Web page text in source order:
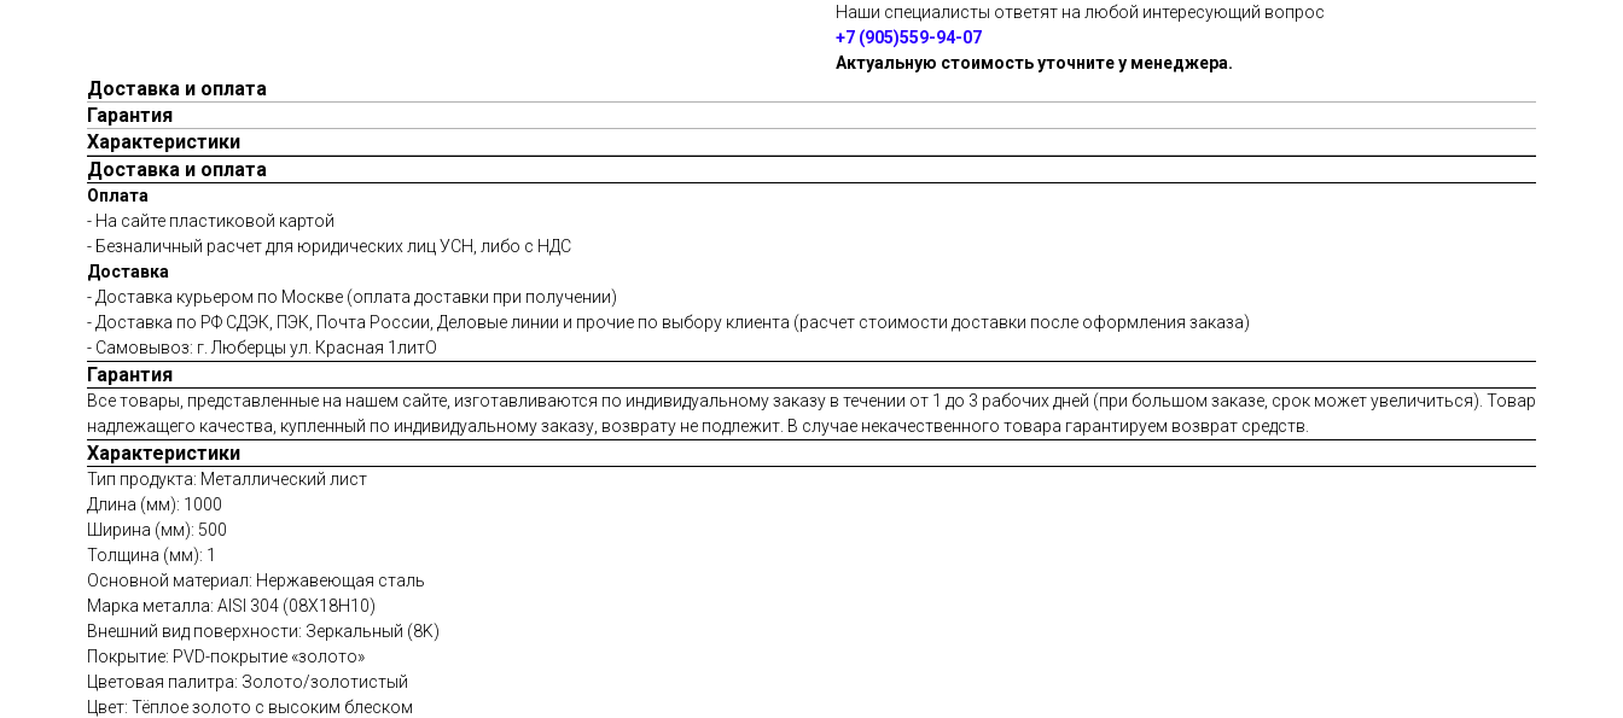
Наши специалисты ответят на любой интересующий вопрос
+7 (905)559-94-07
Актуальную стоимость уточните у менеджера.
Доставка и оплата
Гарантия
Характеристики
Доставка и оплата
Оплата
- На сайте пластиковой картой
- Безналичный расчет для юридических лиц УСН, либо с НДС
Доставка
- Доставка курьером по Москве (оплата доставки при получении)
- Доставка по РФ СДЭК, ПЭК, Почта России, Деловые линии и прочие по выбору клиента (расчет стоимости доставки после оформления заказа)
- Самовывоз: г. Люберцы ул. Красная 1литО
Гарантия
Все товары, представленные на нашем сайте, изготавливаются по индивидуальному заказу в течении от 1 до 3 рабочих дней (при большом заказе, срок может увеличиться). Товар
надлежащего качества, купленный по индивидуальному заказу, возврату не подлежит. В случае некачественного товара гарантируем возврат средств.
Характеристики
Тип продукта: Металлический лист
Длина (мм): 1000
Ширина (мм): 500
Толщина (мм): 1
Основной материал: Нержавеющая сталь
Марка металла: AISI 304 (08Х18Н10)
Внешний вид поверхности: Зеркальный (8K)
Покрытие: PVD-покрытие «золото»
Цветовая палитра: Золото/золотистый
Цвет: Тёплое золото с высоким блеском